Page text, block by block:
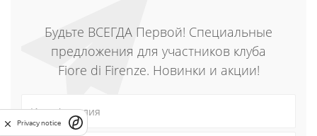
Будьте ВСЕГДА Первой! Специальные
предложения для участников клуба
Fiore di Firenze. Новинки и акции!
Privacy notice